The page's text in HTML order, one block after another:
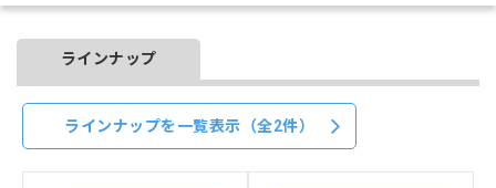
ラインナップ
ラインナップを一覧表示（全2件）